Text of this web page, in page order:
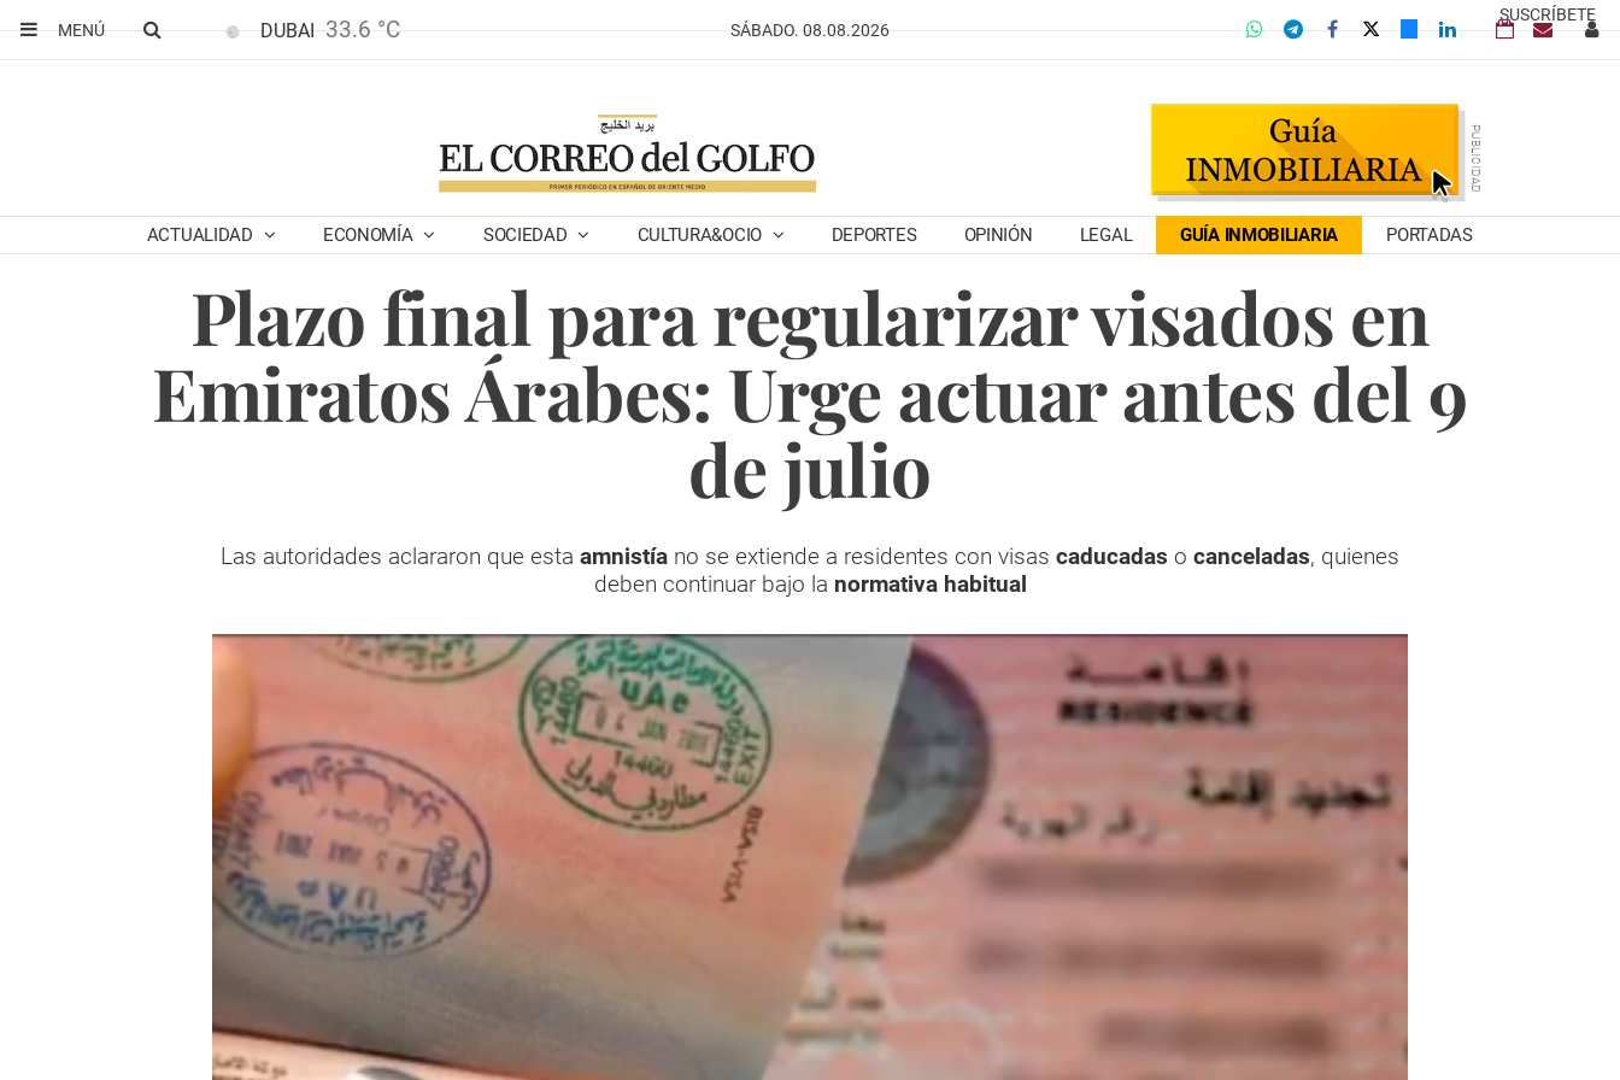
SUSCRÍBETE
MENÚ
DUBAI 33.6 °C SÁBADO. 08.08.2026
ACTUALIDAD ECONOMÍA SOCIEDAD CULTURA&OCIO DEPORTES OPINIÓN LEGAL GUÍA INMOBILIARIA PORTADAS
Plazo final para regularizar visados en
Emiratos Árabes: Urge actuar antes del 9
de julio
Las autoridades aclararon que esta amnistía no se extiende a residentes con visas caducadas o canceladas, quienes
deben continuar bajo la normativa habitual